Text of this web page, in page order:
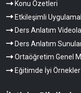
Konu Özetleri
Etkileşimli
Ders Anlatım
Ders Anlatım
Ortaöğretim Genel
Eğitimde İyi Örnekler